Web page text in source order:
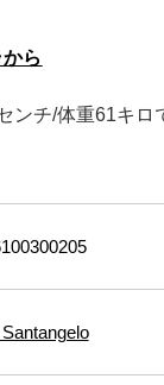
ら
ンチ/体重61キロ